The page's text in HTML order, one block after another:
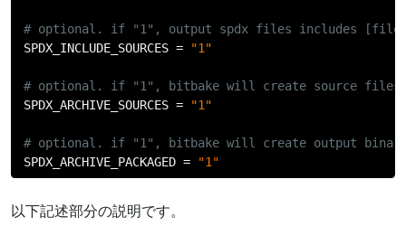
# optional. if "1", output spdx files includes [file-
SPDX_INCLUDE_SOURCES = "1"
# optional. if "1", bitbake will create source files
SPDX_ARCHIVE_SOURCES = "1"
# optional. if "1", bitbake will create output binary
SPDX_ARCHIVE_PACKAGED = "1"
以下記述部分の説明です。